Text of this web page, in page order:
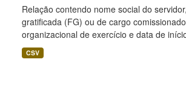
Relação contendo nome social do
gratificada (FG) ou de cargo
organizacional de exercício e data de
CSV